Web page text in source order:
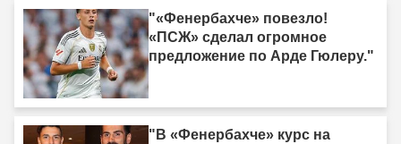
"«Фенербахче» повезло!
«ПСЖ» сделал огромное
предложение по Арде Гюлеру."
"В «Фенербахче» курс на